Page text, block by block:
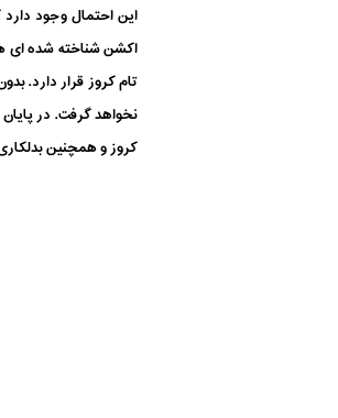
این احتمال وجود
اکشن شناخته شده ای
تام کروز قرار دارد.
کروز و همچنین